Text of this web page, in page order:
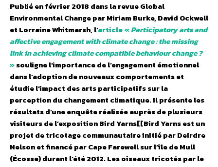
Publié en février 2018 dans la revue Global
Environmental Change par Miriam Burke, David Ockwell
et Lorraine Whitmarsh, l’article «Participatory arts and
affective engagement with climate change : the missing
link in achieving climate compatible behaviour change ?
»souligne l’importance de l’engagement émotionnel
dans l’adoption de nouveaux comportements et
étudie l’impact des arts participatifs sur la
perception du changement climatique. Il présente les
résultats d’une enquête réalisée auprès de plusieurs
visiteurs de l’exposition Bird Yarns[[Bird Yarns est un
projet de tricotage communautaire initié par Deirdre
Nelson et financé par Cape Farewell sur l’île de Mull
(Écosse) durant l’été 2012. Les oiseaux tricotés par le